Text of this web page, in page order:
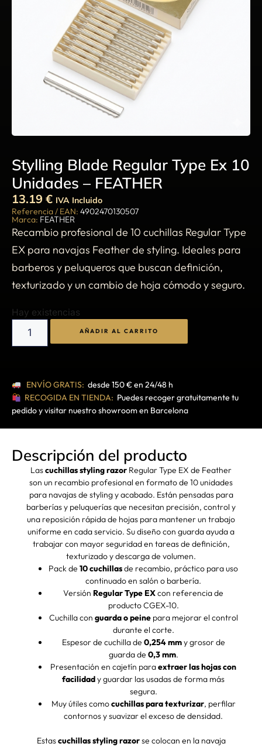
Stylling Blade Regular Type Ex 10
Unidades – FEATHER
13.19 € IVA Incluido
Referencia / EAN: 4902470130507
Marca: FEATHER
Recambio profesional de 10 cuchillas Regular Type
EX para navajas Feather de styling. Ideales para
barberos y peluqueros que buscan definición,
texturizado y un cambio de hoja cómodo y seguro.
Hay existencias
AÑADIR AL CARRITO
ENVÍO GRATIS: desde 150 € en 24/48 h
RECOGIDA EN TIENDA: Puedes recoger gratuitamente tu
pedido y visitar nuestro showroom en Barcelona
Descripción del producto
Lascuchillas styling razor Regular Type EX de Feather
son un recambio profesional en formato de 10 unidades
para navajas de styling y acabado. Están pensadas para
barberías y peluquerías que necesitan precisión, control y
una reposición rápida de hojas para mantener un trabajo
uniforme en cada servicio. Su diseño con guarda ayuda a
trabajar con mayor seguridad en tareas de definición,
texturizado y descarga de volumen.
Pack de 10 cuchillasde recambio, práctico para uso
continuado en salón o barbería.
Versión Regular Type EXcon referencia de
producto CGEX-10.
Cuchilla con guarda o peinepara mejorar el control
durante el corte.
Espesor de cuchilla de 0,254 mmy grosor de
guarda de 0,3 mm.
Presentación en cajetín paraextraer las hojas con
facilidady guardar las usadas de forma más
segura.
Muy útiles comocuchillas para texturizar, perfilar
contornos y suavizar el exceso de densidad.
Estascuchillas styling razorse colocan en la navaja